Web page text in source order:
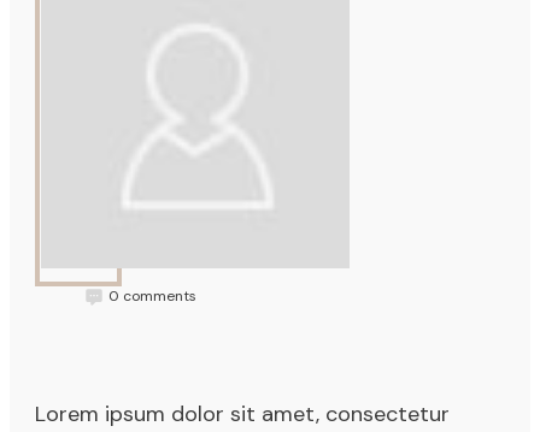
0 comments
Lorem ipsum dolor sit amet, consectetur